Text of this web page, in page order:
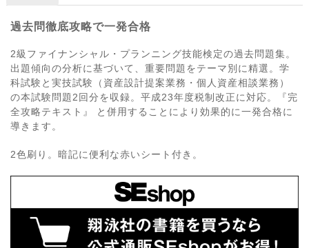
過去問徹底攻略で一発合格
2級ファイナンシャル・プランニング技能検定の過去問題集。
出題傾向の分析に基づいて、重要問題をテーマ別に精選。学
科試験と実技試験（資産設計提案業務・個人資産相談業務）
の本試験問題2回分を収録。平成23年度税制改正に対応。『完
全攻略テキスト』 と併用することにより効果的に一発合格に
導きます。
2色刷り。暗記に便利な赤いシート付き。